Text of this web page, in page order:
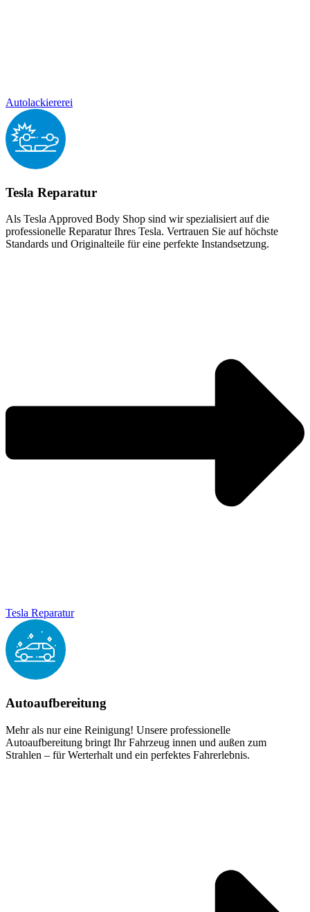
Autolackiererei
Tesla Reparatur
Als Tesla Approved Body Shop sind wir spezialisiert auf die
professionelle Reparatur Ihres Tesla. Vertrauen Sie auf höchste
Standards und Originalteile für eine perfekte Instandsetzung.
Tesla Reparatur
Autoaufbereitung
Mehr als nur eine Reinigung! Unsere professionelle
Autoaufbereitung bringt Ihr Fahrzeug innen und außen zum
Strahlen – für Werterhalt und ein perfektes Fahrerlebnis.